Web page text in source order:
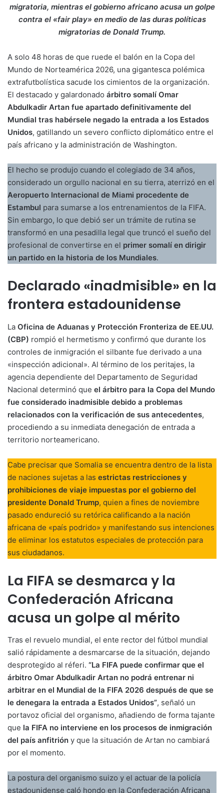
migratoria, mientras el gobierno africano acusa un golpe
contra el «fair play» en medio de las duras políticas
migratorias de Donald Trump.
A solo 48 horas de que ruede el balón en la Copa del
Mundo de Norteamérica 2026, una gigantesca polémica
extrafutbolística sacude los cimientos de la organización.
El destacado y galardonado árbitro somalí Omar
Abdulkadir Artan fue apartado definitivamente del
Mundial tras habérsele negado la entrada a los Estados
Unidos, gatillando un severo conflicto diplomático entre el
país africano y la administración de Washington.
El hecho se produjo cuando el colegiado de 34 años,
considerado un orgullo nacional en su tierra, aterrizó en el
Aeropuerto Internacional de Miami procedente de
Estambul para sumarse a los entrenamientos de la FIFA.
Sin embargo, lo que debió ser un trámite de rutina se
transformó en una pesadilla legal que truncó el sueño del
profesional de convertirse en el primer somalí en dirigir
un partido en la historia de los Mundiales.
Declarado «inadmisible» en la
frontera estadounidense
La Oficina de Aduanas y Protección Fronteriza de EE.UU.
(CBP) rompió el hermetismo y confirmó que durante los
controles de inmigración el silbante fue derivado a una
«inspección adicional». Al término de los peritajes, la
agencia dependiente del Departamento de Seguridad
Nacional determinó que el árbitro para la Copa del Mundo
fue considerado inadmisible debido a problemas
relacionados con la verificación de sus antecedentes,
procediendo a su inmediata denegación de entrada a
territorio norteamericano.
Cabe precisar que Somalia se encuentra dentro de la lista
de naciones sujetas a las estrictas restricciones y
prohibiciones de viaje impuestas por el gobierno del
presidente Donald Trump, quien a fines de noviembre
pasado endureció su retórica calificando a la nación
africana de «país podrido» y manifestando sus intenciones
de eliminar los estatutos especiales de protección para
sus ciudadanos.
La FIFA se desmarca y la
Confederación Africana
acusa un golpe al mérito
Tras el revuelo mundial, el ente rector del fútbol mundial
salió rápidamente a desmarcarse de la situación, dejando
desprotegido al réferi. “La FIFA puede confirmar que el
árbitro Omar Abdulkadir Artan no podrá entrenar ni
arbitrar en el Mundial de la FIFA 2026 después de que se
le denegara la entrada a Estados Unidos”, señaló un
portavoz oficial del organismo, añadiendo de forma tajante
que la FIFA no interviene en los procesos de inmigración
del país anfitrión y que la situación de Artan no cambiará
por el momento.
La postura del organismo suizo y el actuar de la policía
estadounidense caló hondo en la Confederación Africana